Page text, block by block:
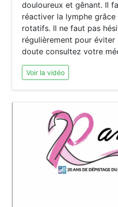
douloureux et gênant. Il
réactiver la lymphe
rotatifs. Il ne faut pas
régulièrement pour
doute consultez votre
Voir la vidéo